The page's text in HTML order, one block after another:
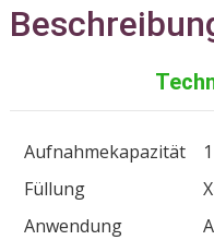
Aufnahmekapazität
Füllung
Anwendung